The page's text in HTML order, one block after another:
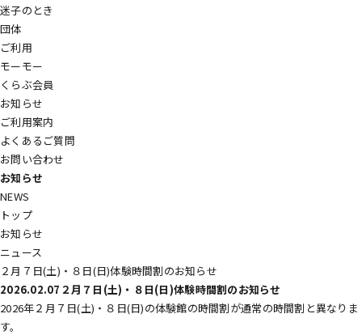
迷子のとき
団体
ご利用
モーモー
くらぶ会員
お知らせ
ご利用案内
よくあるご質問
お問い合わせ
お知らせ
NEWS
トップ
お知らせ
ニュース
２月７日(土)・８日(日)体験時間割のお知らせ
2026.02.07 ２月７日(土)・８日(日)体験時間割のお知らせ
2026年２月７日(土)・８日(日)の体験館の時間割が通常の時間割と異なりま
す。